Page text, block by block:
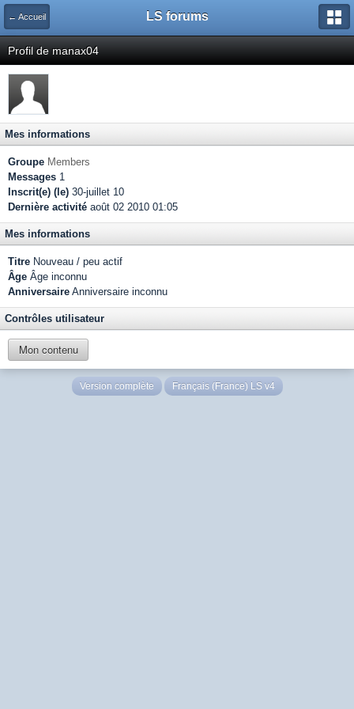
← Accueil LS forums
Profil de manax04
Mes informations
Groupe Members
Messages 1
Inscrit(e) (le) 30-juillet 10
Dernière activité août 02 2010 01:05
Mes informations
Titre Nouveau / peu actif
Âge Âge inconnu
Anniversaire Anniversaire inconnu
Contrôles utilisateur
Mon contenu
Version complète Français (France) LS v4